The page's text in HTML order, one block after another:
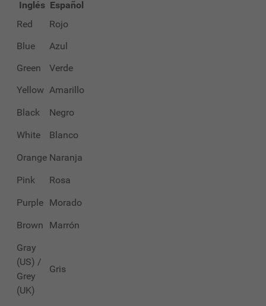
Inglés Español
Red
Rojo
Blue
Azul
Green
Verde
Yellow Amarillo
Black
Negro
White
Blanco
Orange Naranja
Pink
Rosa
Purple Morado
Brown
Marrón
Gray
(US) /
Grey
(UK)
Gris